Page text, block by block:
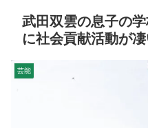
武田双雲の息子の
に社会貢献活動が凄
芸能